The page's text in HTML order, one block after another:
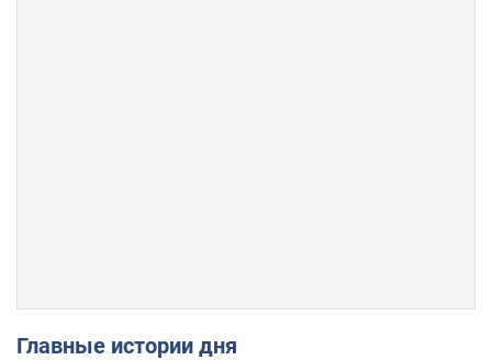
Главные истории дня